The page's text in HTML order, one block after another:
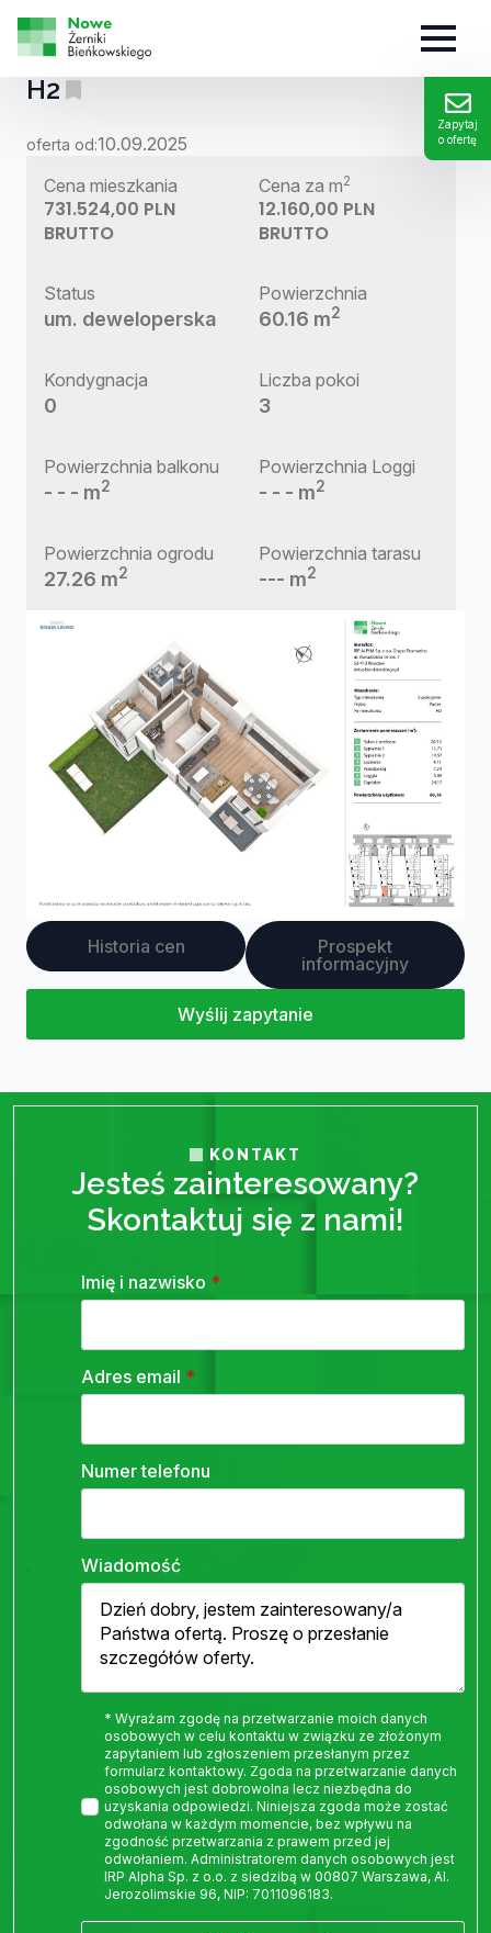
Zapytaj
o ofertę
MIESZKANIE:
H2
oferta od:10.09.2025
Cena mieszkania
731.524,00 PLN
BRUTTO
Cena za m2
12.160,00 PLN
BRUTTO
Status
um. deweloperska
Powierzchnia
60.16 m2
Kondygnacja
0
Liczba pokoi
3
Powierzchnia balkonu
- - - m2
Powierzchnia Loggi
- - - m2
Powierzchnia ogrodu
27.26 m2
Powierzchnia tarasu
--- m2
Historia cen
Prospekt
informacyjny
Wyślij zapytanie
KONTAKT
Jesteś zainteresowany?
Skontaktuj się z nami!
Imię i nazwisko *
Adres email *
Numer telefonu
Wiadomość
* Wyrażam zgodę na przetwarzanie moich danych
osobowych w celu kontaktu w związku ze złożonym
zapytaniem lub zgłoszeniem przesłanym przez
formularz kontaktowy. Zgoda na przetwarzanie danych
osobowych jest dobrowolna lecz niezbędna do
uzyskania odpowiedzi. Niniejsza zgoda może zostać
odwołana w każdym momencie, bez wpływu na
zgodność przetwarzania z prawem przed jej
odwołaniem. Administratorem danych osobowych jest
IRP Alpha Sp. z o.o. z siedzibą w 00807 Warszawa, Al.
Jerozolimskie 96, NIP: 7011096183.